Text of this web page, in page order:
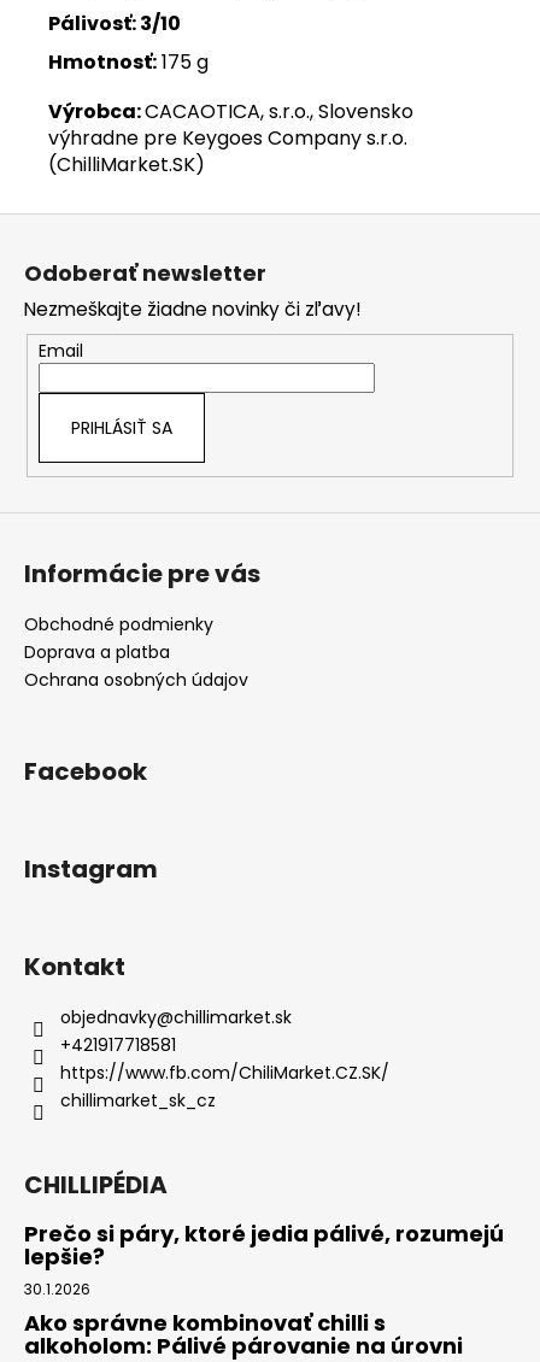
Pálivosť: 3/10
Hmotnosť:175 g
Výrobca:CACAOTICA, s.r.o., Slovensko
výhradne pre Keygoes Company s.r.o.
(ChilliMarket.SK)
Z
Odoberať newsletter
Nezmeškajte žiadne novinky či zľavy!
Email
PRIHLÁSIŤ SA
Informácie pre vás
Obchodné podmienky
Doprava a platba
Ochrana osobných údajov
Facebook
Instagram
Kontakt
objednavky@chillimarket.sk
+421917718581
https://www.fb.com/ChiliMarket.CZ.SK/
chillimarket_sk_cz
CHILLIPÉDIA
Prečo si páry, ktoré jedia pálivé, rozumejú
lepšie?
30.1.2026
Ako správne kombinovať chilli s
alkoholom: Pálivé párovanie na úrovni